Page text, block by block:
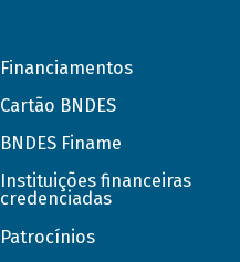
Financiamentos
Cartão BNDES
BNDES Finame
Instituições financeiras
credenciadas
Patrocínios